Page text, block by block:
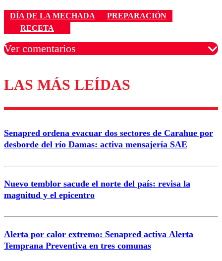
DÍA DE LA MECHADA
PREPARACIÓN
RECETA
Ver comentarios
Los comentarios son moderados para garantizar un
diálogo respetuoso.
Nombre
Correo
LAS MÁS LEÍDAS
Senapred ordena evacuar dos sectores de Carahue por
desborde del río Damas: activa mensajería SAE
Nuevo temblor sacude el norte del país: revisa la
magnitud y el epicentro
Alerta por calor extremo: Senapred activa Alerta
Temprana Preventiva en tres comunas